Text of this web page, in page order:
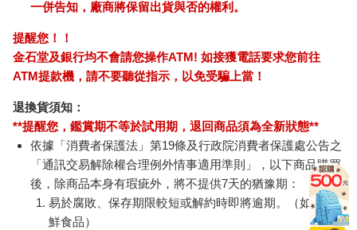
一併告知，廠商將保留出貨與否的權利。
提醒您！！
金石堂及銀行均不會請您操作ATM! 如接獲電話要求您前往
ATM提款機，請不要聽從指示，以免受騙上當！
退換貨須知：
**提醒您，鑑賞期不等於試用期，退回商品須為全新狀態**
依據「消費者保護法」第19條及行政院消費者保護處公告之
「通訊交易解除權合理例外情事適用準則」，以下商品購買
後，除商品本身有瑕疵外，將不提供7天的猶豫期：
易於腐敗、保存期限較短或解約時即將逾期。（如：生
鮮食品）